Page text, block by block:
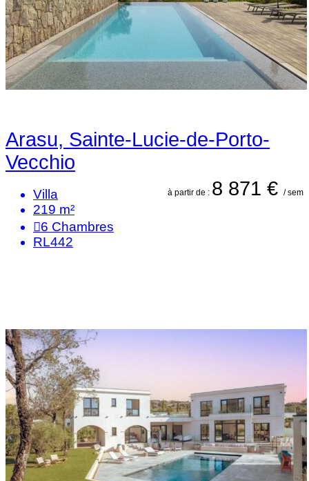
Arasu, Sainte-Lucie-de-Porto-
Vecchio
à partir de : 8 871 € / sem
Villa
219 m²
6 Chambres
RL442